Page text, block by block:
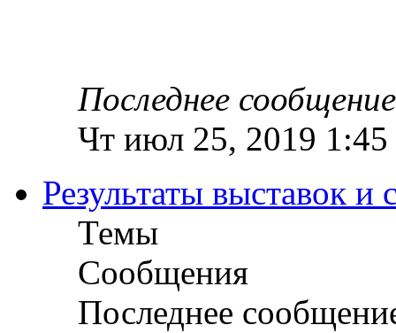
Последнее сообщение
Чт июл 25, 2019 1:45
Результаты выставок и
Темы
Сообщения
Последнее